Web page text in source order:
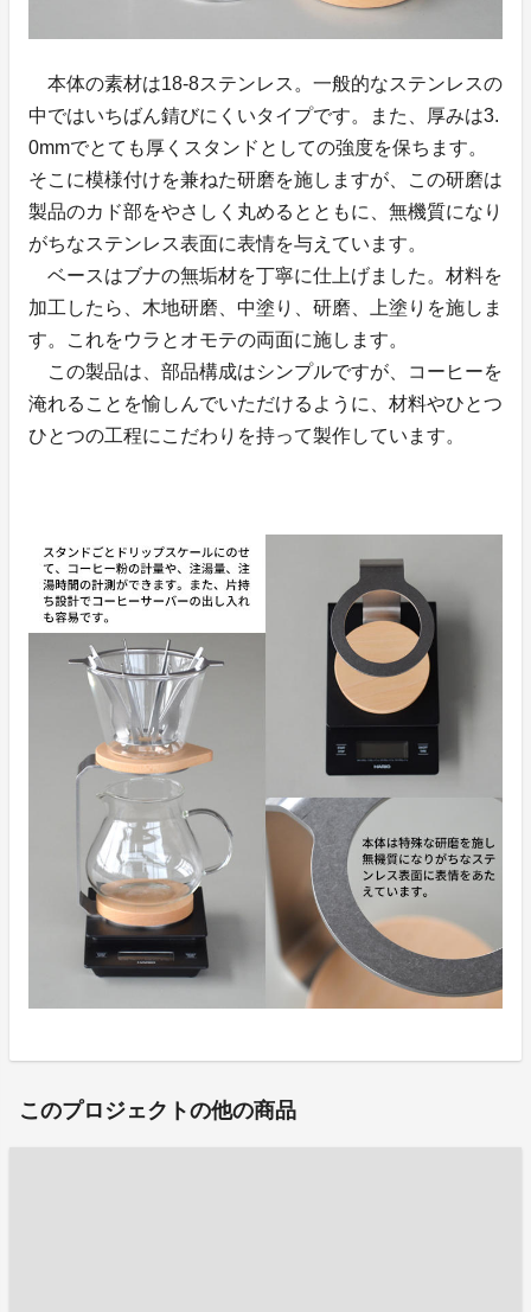
本体の素材は18-8ステンレス。一般的なステンレスの
中ではいちばん錆びにくいタイプです。また、厚みは3.
0mmでとても厚くスタンドとしての強度を保ちます。
そこに模様付けを兼ねた研磨を施しますが、この研磨は
製品のカド部をやさしく丸めるとともに、無機質になり
がちなステンレス表面に表情を与えています。
ベースはブナの無垢材を丁寧に仕上げました。材料を
加工したら、木地研磨、中塗り、研磨、上塗りを施しま
す。これをウラとオモテの両面に施します。
この製品は、部品構成はシンプルですが、コーヒーを
淹れることを愉しんでいただけるように、材料やひとつ
ひとつの工程にこだわりを持って製作しています。
このプロジェクトの他の商品